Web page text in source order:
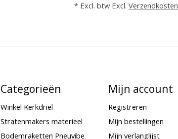
* Excl. btw Excl.Verzendkosten
Categorieën
Winkel Kerkdriel
Stratenmakers materieel
Bodemraketten Pneuvibe
Mijn account
Registreren
Mijn bestellingen
Mijn verlanglijst